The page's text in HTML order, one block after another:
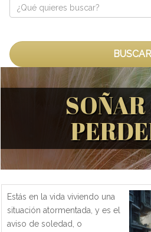
BUSCAR
Estás en la vida viviendo una
situación atormentada, y es el
aviso de soledad, o